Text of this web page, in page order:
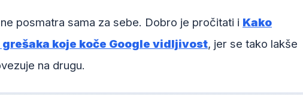
posmatra sama za sebe. Dobro je pročitati i Kako
koje koče Google vidljivost, jer se tako lakše
na drugu.